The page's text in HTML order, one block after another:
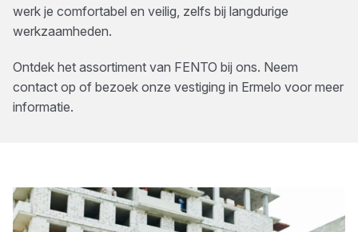
werk je comfortabel en veilig, zelfs bij langdurige
werkzaamheden.
Ontdek het assortiment van FENTO bij ons. Neem
contact op of bezoek onze vestiging in Ermelo voor meer
informatie.